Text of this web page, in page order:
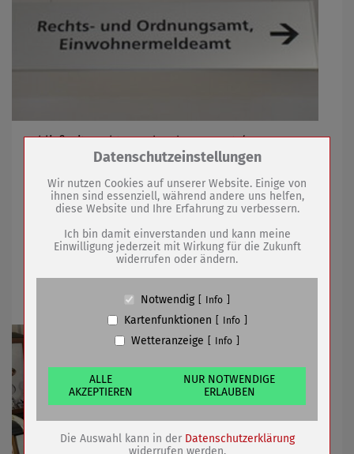
Schließzeit Rechts- und Ordnungsamt /
Verkehrseinschränkungen Baumaßnahme Käthe-
Kollwitz-Str.
24.09.2024
Gewinner des Heimat shoppen
Gewinnspiels stehen fest!
Zum Betrieb der Seite notwendige Cookies /
Name
PHP Session Cookie
Anbieter
Eigentümer dieser Website (Wenko-
Wenselaar GmbH & Co. KG)
Absicherung Kontaktformular / SPAM
Cookiespeicherung Entscheidungscookie
Anbieter
Eigentümer dieser Website (Wenko-
Wenselaar GmbH & Co. KG)
Zweck
Speichert die Einstellungen der Besucher
bezüglich der Speicherung von Cookies.
Cookie Name
dywc
Cookie Laufzeit
1 Jahr
Datenschutzeinstellungen
Wir nutzen Cookies auf unserer Website. Einige von
ihnen sind essenziell, während andere uns helfen,
diese Website und Ihre Erfahrung zu verbessern.
Ich bin damit einverstanden und kann meine
Einwilligung jederzeit mit Wirkung für die Zukunft
widerrufen oder ändern.
Notwendig Info
Kartenfunktionen Info
Wetteranzeige Info
ALLE
AKZEPTIEREN
NUR NOTWENDIGE
ERLAUBEN
Die Auswahl kann in der Datenschutzerklärung
widerrufen werden.